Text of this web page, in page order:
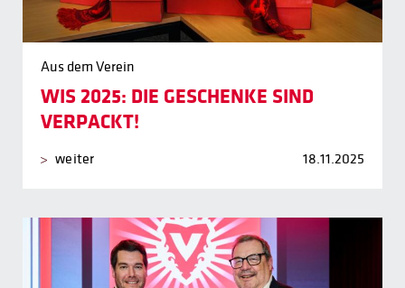
Aus dem Verein
WIS 2025: DIE GESCHENKE SIND
VERPACKT!
weiter 18.11.2025